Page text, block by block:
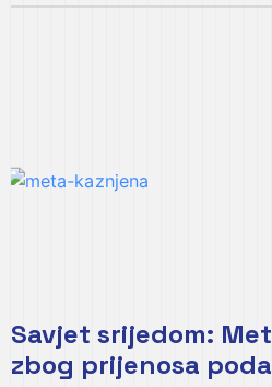
Savjet srijedom:
zbog prijenosa